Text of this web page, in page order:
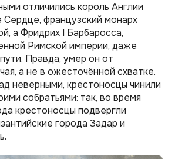
отличились король Англии
Сердце, французский монарх
а Фридрих I Барбаросса,
Римской империи, даже
Правда, умер он от
а не в ожесточённой схватке.
неверными, крестоносцы чинили
собратьями: так, во время
крестоносцы подвергли
города Задар и